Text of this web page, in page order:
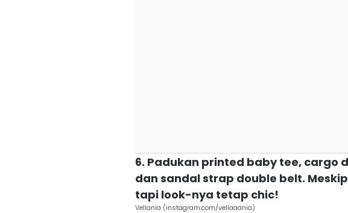
6. Padukan printed baby tee, cargo
dan sandal strap double belt.
tapi look-nya tetap chic!
Vellania (instagram.com/vellaaania)